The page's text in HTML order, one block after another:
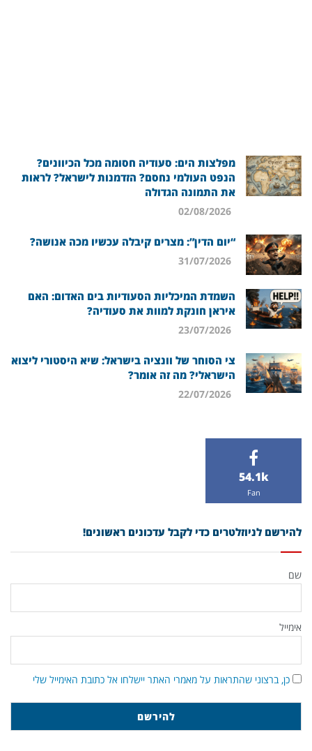
מפלצות הים: סעודיה חסומה מכל הכיוונים?
הנפט העולמי נחסם? הזדמנות לישראל? לראות
את התמונה הגדולה
“יום הדין”: מצרים קיבלה עכשיו מכה אנושה?
השמדת המיכליות הסעודיות בים האדום: האם
איראן חונקת למוות את סעודיה?
צי הסוחר של וונציה בישראל: שיא היסטורי ליצוא
הישראלי? מה זה אומר?
54.1k
Fan
להירשם לניוזלטרים כדי לקבל עדכונים ראשונים!
שם
אימייל
כן, ברצוני שהתראות על מאמרי האתר יישלחו אל כתובת האימייל שלי